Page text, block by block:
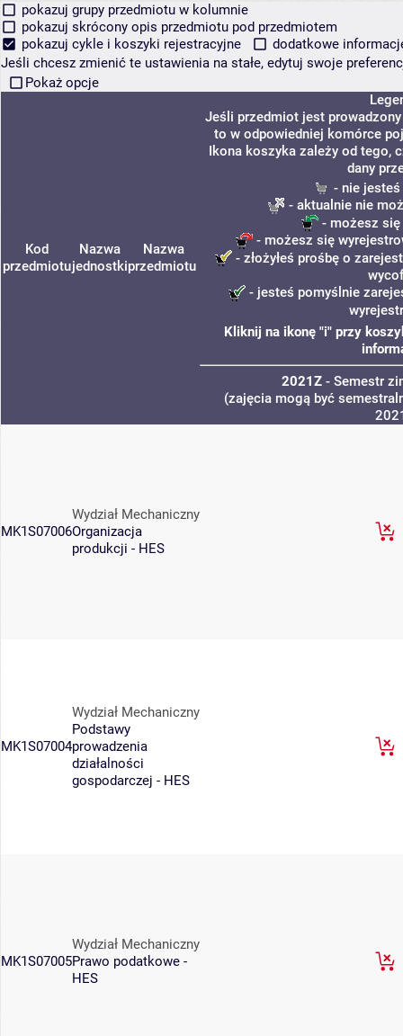
pokazuj grupy przedmiotu w kolumnie
pokazuj skrócony opis przedmiotu pod przedmiotem
pokazuj cykle i koszyki rejestracyjne
dodatkowe
Jeśli chcesz zmienić te ustawienia na stałe, edytuj swoje
Pokaż opcje
Kod
przedmiotu
Nazwa
jednostki
Nazwa
przedmiotu
Jeśli przedmiot jest
to w odpowiedniej komórce
Ikona koszyka zależy od tego,
dany
- nie
- aktualnie nie
- możesz się
- możesz się
- złożyłeś prośbę o
- jesteś pomyślnie
Kliknij na ikonę "i" przy
2021Z - Semestr
(zajęcia mogą być
MK1S07006
Wydział Mechaniczny
Organizacja
produkcji - HES
MK1S07004
Wydział Mechaniczny
Podstawy
prowadzenia
działalności
gospodarczej - HES
MK1S07005
Wydział Mechaniczny
Prawo podatkowe -
HES